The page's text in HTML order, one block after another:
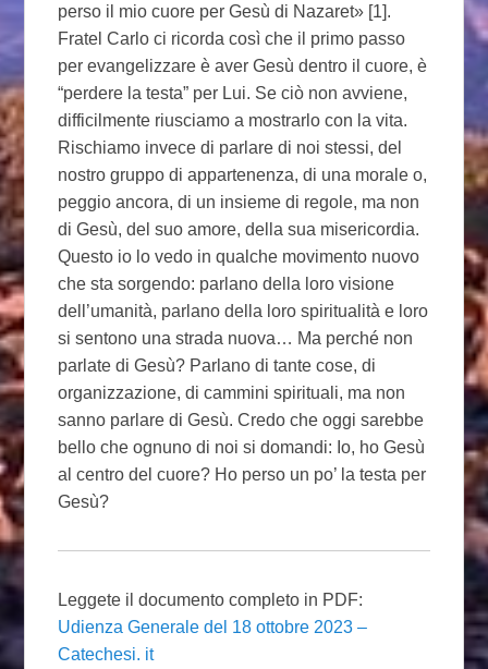
perso il mio cuore per Gesù di Nazaret» [1].
Fratel Carlo ci ricorda così che il primo passo
per evangelizzare è aver Gesù dentro il cuore, è
“perdere la testa” per Lui. Se ciò non avviene,
difficilmente riusciamo a mostrarlo con la vita.
Rischiamo invece di parlare di noi stessi, del
nostro gruppo di appartenenza, di una morale o,
peggio ancora, di un insieme di regole, ma non
di Gesù, del suo amore, della sua misericordia.
Questo io lo vedo in qualche movimento nuovo
che sta sorgendo: parlano della loro visione
dell’umanità, parlano della loro spiritualità e loro
si sentono una strada nuova… Ma perché non
parlate di Gesù? Parlano di tante cose, di
organizzazione, di cammini spirituali, ma non
sanno parlare di Gesù. Credo che oggi sarebbe
bello che ognuno di noi si domandi: Io, ho Gesù
al centro del cuore? Ho perso un po’ la testa per
Gesù?
Leggete il documento completo in PDF:
Udienza Generale del 18 ottobre 2023 –
Catechesi. it